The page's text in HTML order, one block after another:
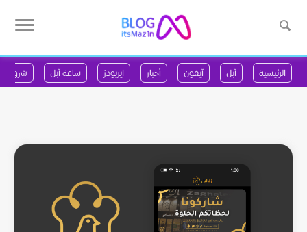
الرئيسية آبل آيفون أخبار ايربودز ساعة آبل شروحات